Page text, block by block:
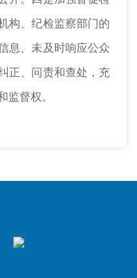
构、纪检监察部门的
息、未及时响应公众
正、问责和查处，充
督权。